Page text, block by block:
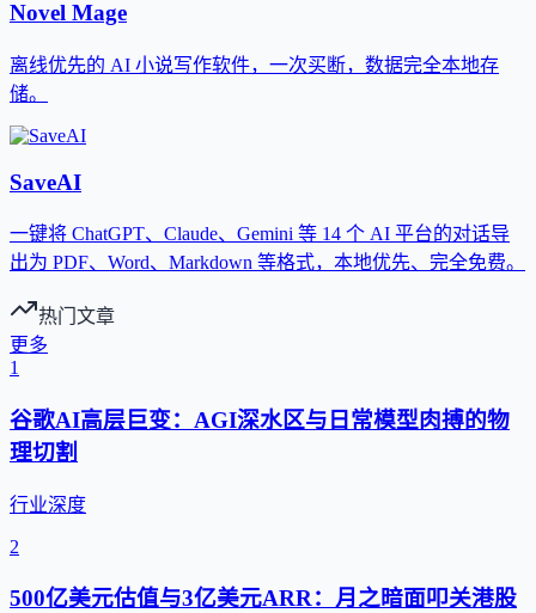
Novel Mage
离线优先的 AI 小说写作软件，一次买断，数据完全本地存
储。
SaveAI
一键将 ChatGPT、Claude、Gemini 等 14 个 AI 平台的对话导
出为 PDF、Word、Markdown 等格式，本地优先、完全免费。
热门文章
更多
1
谷歌AI高层巨变：AGI深水区与日常模型肉搏的物
理切割
行业深度
2
500亿美元估值与3亿美元ARR：月之暗面叩关港股